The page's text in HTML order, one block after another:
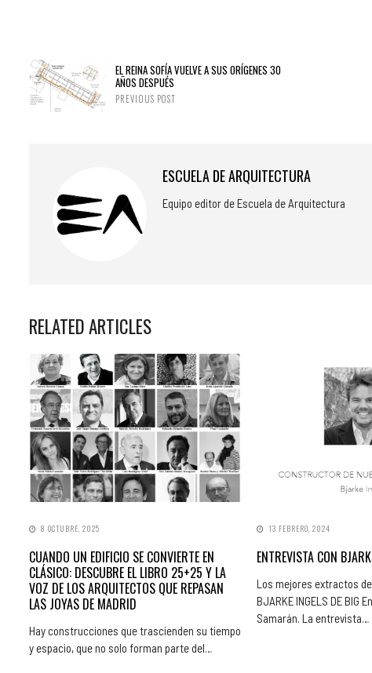
EL REINA SOFÍA VUELVE A SUS ORÍGENES 30
AÑOS DESPUÉS
PREVIOUS POST
ESCUELA DE ARQUITECTURA
Equipo editor de Escuela de Arquitectura
RELATED ARTICLES
8 OCTUBRE, 2025
CUANDO UN EDIFICIO SE CONVIERTE EN
CLÁSICO: DESCUBRE EL LIBRO 25+25 Y LA
VOZ DE LOS ARQUITECTOS QUE REPASAN
LAS JOYAS DE MADRID
Hay construcciones que trascienden su tiempo
y espacio, que no solo forman parte del…
13 FEBRERO, 2024
ENTREVISTA CON
Los mejores extractos
BJARKE INGELS DE BIG
Samarán. La entrevista…